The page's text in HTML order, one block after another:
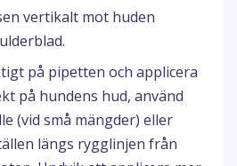
vertikalt mot huden
på pipetten och applicera
på hundens hud, använd
(vid små mängder) eller
längs rygglinjen från